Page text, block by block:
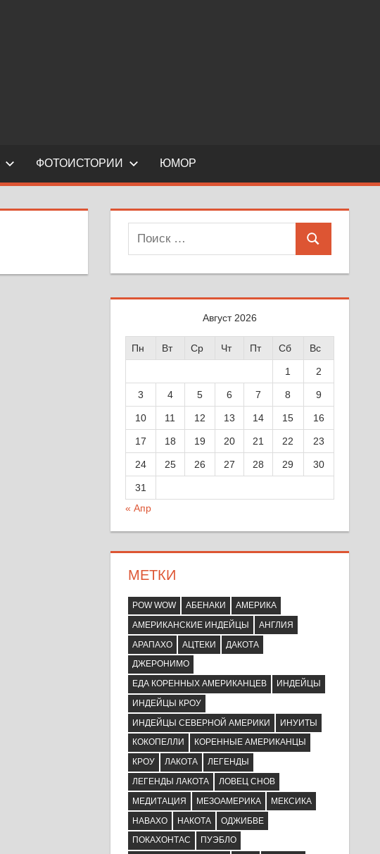
ФОТОИСТОРИИ ЮМОР
Поиск
для:
Поиск
Август 2026
Пн Вт Ср Чт Пт Сб Вс
1 2
3 4 5 6 7 8 9
10 11 12 13 14 15 16
17 18 19 20 21 22 23
24 25 26 27 28 29 30
31
« Апр
МЕТКИ
POW WOW АБЕНАКИ
АМЕРИКА
АМЕРИКАНСКИЕ ИНДЕЙЦЫ
АНГЛИЯ
АРАПАХО
АЦТЕКИ
ДАКОТА
ДЖЕРОНИМО
ЕДА КОРЕННЫХ АМЕРИКАНЦЕВ
ИНДЕЙЦЫ
ИНДЕЙЦЫ КРОУ
ИНДЕЙЦЫ СЕВЕРНОЙ АМЕРИКИ
ИНУИТЫ
КОКОПЕЛЛИ
КОРЕННЫЕ АМЕРИКАНЦЫ
КРОУ
ЛАКОТА
ЛЕГЕНДЫ
ЛЕГЕНДЫ ЛАКОТА
ЛОВЕЦ СНОВ
МЕДИТАЦИЯ
МЕЗОАМЕРИКА
МЕКСИКА
НАВАХО
НАКОТА
ОДЖИБВЕ
ПОКАХОНТАС
ПУЭБЛО